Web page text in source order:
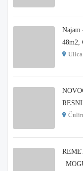
Najam
48m2,
Ulica
|